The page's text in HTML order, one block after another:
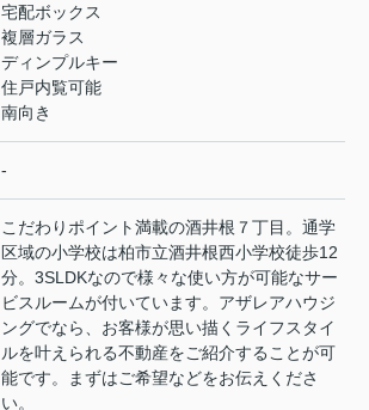
宅配ボックス
複層ガラス
ディンプルキー
住戸内覧可能
南向き
-
こだわりポイント満載の酒井根７丁目。通学
区域の小学校は柏市立酒井根西小学校徒歩12
分。3SLDKなので様々な使い方が可能なサー
ビスルームが付いています。アザレアハウジ
ングでなら、お客様が思い描くライフスタイ
ルを叶えられる不動産をご紹介することが可
能です。まずはご希望などをお伝えくださ
い。